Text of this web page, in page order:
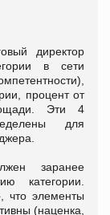
директор
в сети
процент от
Эти 4
для
заранее
категории.
что элементы
(наценка,